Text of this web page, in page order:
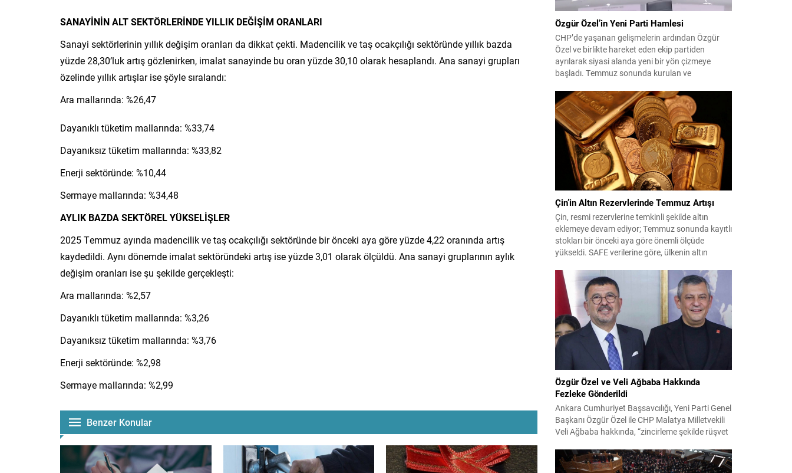
SANAYİNİN ALT SEKTÖRLERİNDE YILLIK DEĞİŞİM ORANLARI
Sanayi sektörlerinin yıllık değişim oranları da dikkat çekti. Madencilik ve taş ocakçılığı sektöründe yıllık bazda
yüzde 28,30’luk artış gözlenirken, imalat sanayinde bu oran yüzde 30,10 olarak hesaplandı. Ana sanayi grupları
özelinde yıllık artışlar ise şöyle sıralandı:
Ara mallarında: %26,47
Dayanıklı tüketim mallarında: %33,74
Dayanıksız tüketim mallarında: %33,82
Enerji sektöründe: %10,44
Sermaye mallarında: %34,48
AYLIK BAZDA SEKTÖREL YÜKSELİŞLER
2025 Temmuz ayında madencilik ve taş ocakçılığı sektöründe bir önceki aya göre yüzde 4,22 oranında artış
kaydedildi. Aynı dönemde imalat sektöründeki artış ise yüzde 3,01 olarak ölçüldü. Ana sanayi gruplarının aylık
değişim oranları ise şu şekilde gerçekleşti:
Ara mallarında: %2,57
Dayanıklı tüketim mallarında: %3,26
Dayanıksız tüketim mallarında: %3,76
Enerji sektöründe: %2,98
Sermaye mallarında: %2,99
Benzer Konular
Özgür Özel’in Yeni Parti Hamlesi
CHP’de yaşanan gelişmelerin ardından Özgür
Özel ve birlikte hareket eden ekip partiden
ayrılarak siyasi alanda yeni bir yön çizmeye
başladı. Temmuz sonunda kurulan ve
kısa sürede muhalif medyanın gündemine girdi.
Kuruluşun hemen ardından bazı anket sonuçları
kamuoyuna yansıyınca, partinin tabanda karşılık
bulduğu iddiaları gündemi...
Çin’in Altın Rezervlerinde Temmuz Artışı
Çin, resmi rezervlerine temkinli şekilde altın
eklemeye devam ediyor; Temmuz sonunda kayıtlı
stokları bir önceki aya göre önemli ölçüde
yükseldi. SAFE verilerine göre, ülkenin altın
göstererek 76.080.000 ons seviyesine ulaştı. Bu
artış, Çin’in aylık alımlarında yıl içinde dikkat
çeken bir yükselişi temsil ediyor. Temmuz...
Özgür Özel ve Veli Ağbaba Hakkında
Fezleke Gönderildi
Ankara Cumhuriyet Başsavcılığı, Yeni Parti Genel
Başkanı Özgür Özel ile CHP Malatya Milletvekili
Veli Ağbaba hakkında, “zincirleme şekilde rüşvet
Adalet Bakanlığı’na sevk etti. Fezlekeler, 31 Mart
2024 yerel seçimleri ve 4-5 Kasım 2023’teki CHP